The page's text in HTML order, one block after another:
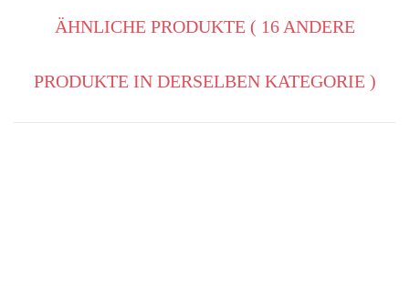
ÄHNLICHE PRODUKTE ( 16 ANDERE
PRODUKTE IN DERSELBEN KATEGORIE )